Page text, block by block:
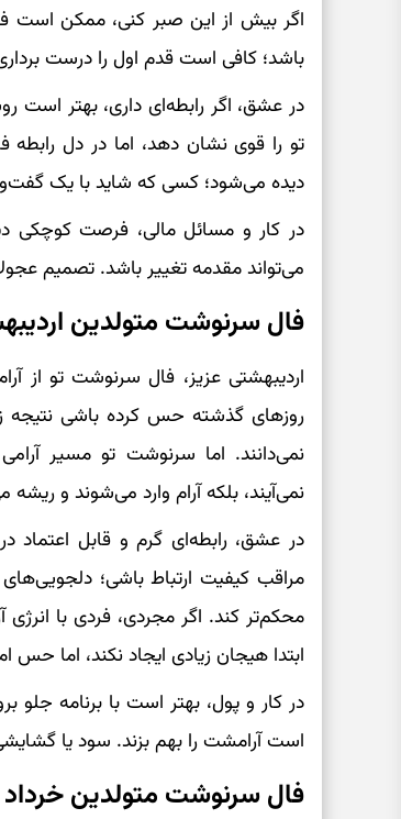
اگر بیش از این صبر کنی، ممکن
باشد؛ کافی است قدم اول را درست
در عشق، اگر رابطه‌ای داری، بهتر است
تو را قوی نشان دهد، اما در دل رابطه
دیده می‌شود؛ کسی که شاید با یک
در کار و مسائل مالی، فرصت کوچکی
می‌تواند مقدمه تغییر باشد. تصمیم
فال سرنوشت متولدین
اردیبهشتی عزیز، فال سرنوشت تو از
روزهای گذشته حس کرده باشی نتیجه
نمی‌دانند. اما سرنوشت تو مسیر
نمی‌آیند، بلکه آرام وارد می‌شوند و ریشه
در عشق، رابطه‌ای گرم و قابل اعتماد
مراقب کیفیت ارتباط باشی؛
محکم‌تر کند. اگر مجردی، فردی با
ابتدا هیجان زیادی ایجاد نکند، اما حس
در کار و پول، بهتر است با برنامه
است آرامشت را بهم بزند. سود یا
فال سرنوشت متولدین خرداد